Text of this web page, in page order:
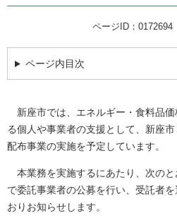
ページID：0172694
ページ内目次
新座市では、エネルギー・食料品
る個人や事業者の支援として、新座
配布事業の実施を予定しています。
本業務を実施するにあたり、次の
で委託事業者の公募を行い、受託者
おりお知らせします。